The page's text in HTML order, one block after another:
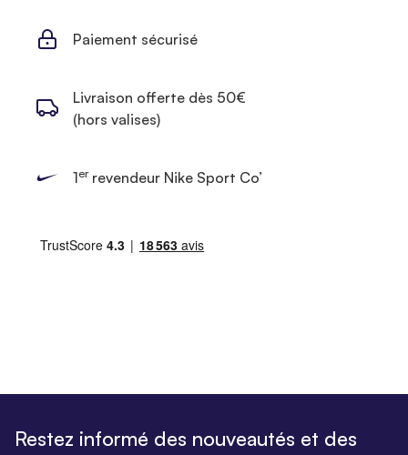
Paiement sécurisé
Livraison offerte dès 50€
(hors valises)
1errevendeur Nike Sport Co’
Restez informé des nouveautés et des